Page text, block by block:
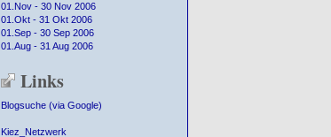
01.Nov - 30 Nov 2006
01.Okt - 31 Okt 2006
01.Sep - 30 Sep 2006
01.Aug - 31 Aug 2006
Links
Blogsuche (via Google)
Kiez_Netzwerk